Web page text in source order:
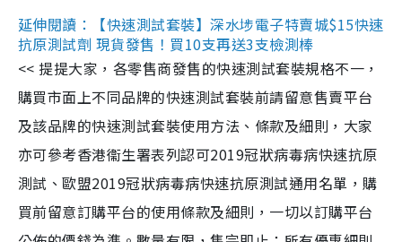
延伸閱讀：【快速測試套裝】深水埗電子特賣城$15快速
抗原測試劑 現貨發售！買10支再送3支檢測棒
<< 提提大家，各零售商發售的快速測試套裝規格不一，
購買市面上不同品牌的快速測試套裝前請留意售賣平台
及該品牌的快速測試套裝使用方法、條款及細則，大家
亦可參考香港衞生署表列認可2019冠狀病毒病快速抗原
測試、歐盟2019冠狀病毒病快速抗原測試通用名單，購
買前留意訂購平台的使用條款及細則，一切以訂購平台